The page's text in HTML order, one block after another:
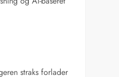
straks forlader